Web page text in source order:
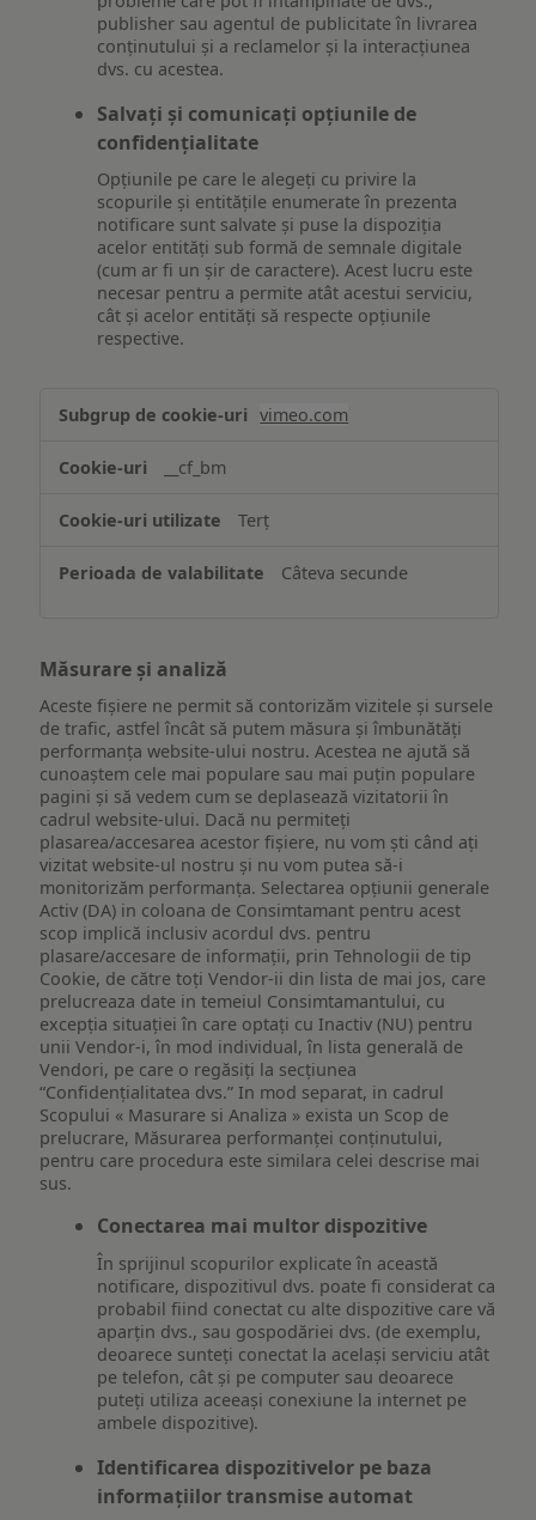
publisher sau agentul de publicitate în livrarea
conținutului și a reclamelor și la interacțiunea
dvs. cu acestea.
Salvați și comunicați opțiunile de
confidențialitate
Opțiunile pe care le alegeți cu privire la
scopurile și entitățile enumerate în prezenta
notificare sunt salvate și puse la dispoziția
acelor entități sub formă de semnale digitale
(cum ar fi un șir de caractere). Acest lucru este
necesar pentru a permite atât acestui serviciu,
cât și acelor entități să respecte opțiunile
respective.
funcționalităților
ului
vimeo.com
__cf_bm
Terț
Câteva secunde
Măsurare și analiză
Aceste fișiere ne permit să contorizăm vizitele și sursele
de trafic, astfel încât să putem măsura și îmbunătăți
performanța website-ului nostru. Acestea ne ajută să
cunoaștem cele mai populare sau mai puțin populare
pagini și să vedem cum se deplasează vizitatorii în
cadrul website-ului. Dacă nu permiteți
plasarea/accesarea acestor fișiere, nu vom ști când ați
vizitat website-ul nostru și nu vom putea să-i
monitorizăm performanța. Selectarea opțiunii generale
Activ (DA) in coloana de Consimtamant pentru acest
scop implică inclusiv acordul dvs. pentru
plasare/accesare de informații, prin Tehnologii de tip
Cookie, de către toți Vendor-ii din lista de mai jos, care
prelucreaza date in temeiul Consimtamantului, cu
excepția situației în care optați cu Inactiv (NU) pentru
unii Vendor-i, în mod individual, în lista generală de
Vendori, pe care o regăsiți la secțiunea
“Confidențialitatea dvs.” In mod separat, in cadrul
Scopului « Masurare si Analiza » exista un Scop de
prelucrare, Măsurarea performanței conținutului,
pentru care procedura este similara celei descrise mai
sus.
Conectarea mai multor dispozitive
În sprijinul scopurilor explicate în această
notificare, dispozitivul dvs. poate fi considerat ca
probabil fiind conectat cu alte dispozitive care vă
aparțin dvs., sau gospodăriei dvs. (de exemplu,
deoarece sunteți conectat la același serviciu atât
pe telefon, cât și pe computer sau deoarece
puteți utiliza aceeași conexiune la internet pe
ambele dispozitive).
Identificarea dispozitivelor pe baza
informațiilor transmise automat